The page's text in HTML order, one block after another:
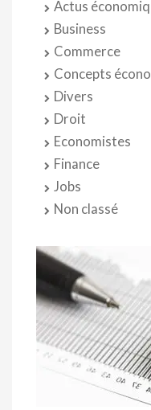
Actus
Business
Commerce
Concepts
Divers
Droit
Economistes
Finance
Jobs
Non classé